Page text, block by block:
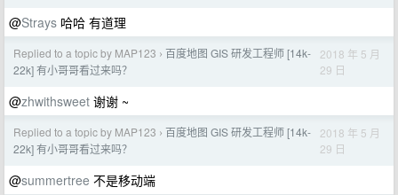
@Strays 哈哈 有道理
Replied to a topic by MAP123 › 百度地图 GIS 研发工程师 [14k-
22k] 有小哥哥看过来吗？
2018 年 5 月
29 日
@zhwithsweet 谢谢 ~
Replied to a topic by MAP123 › 百度地图 GIS 研发工程师 [14k-
22k] 有小哥哥看过来吗？
2018 年 5 月
29 日
@summertree 不是移动端